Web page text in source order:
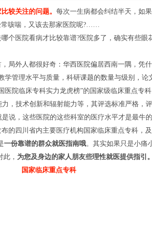
较关注的问题。 每次一生病都会纠结半天，如
常咳喘，又该去那家医院呢?……
个医院看病才比较靠谱?医院多了，确实有些眼
局外人都很好奇：华西医院偏居西南一隅，凭
学管理水平与质量，科研课题的数量与级别，论
医院临床专科实力龙虎榜”的国家级临床重点专
，技术创新和辐射能力等，其评选标准严格，
是说，这些医院的这些科室的医疗水平才是最牛
的四川省内主要医疗机构国家临床重点专科，
一份靠谱的群众就医指南哦。其实如果只是小痛
， 为您及身边的家人朋友些理性就医提供指引。
国家临床重点专科